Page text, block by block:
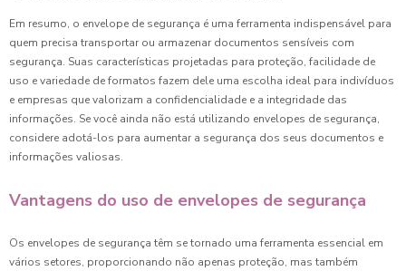
Em resumo, o envelope de segurança é uma ferramenta indispensável para
quem precisa transportar ou armazenar documentos sensíveis com
segurança. Suas características projetadas para proteção, facilidade de
uso e variedade de formatos fazem dele uma escolha ideal para indivíduos
e empresas que valorizam a confidencialidade e a integridade das
informações. Se você ainda não está utilizando envelopes de segurança,
considere adotá-los para aumentar a segurança dos seus documentos e
informações valiosas.
Vantagens do uso de envelopes de segurança
Os envelopes de segurança têm se tornado uma ferramenta essencial em
vários setores, proporcionando não apenas proteção, mas também